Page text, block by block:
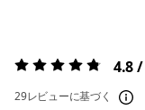
評価:4.8 / 5 4.8
29レビューに基づく